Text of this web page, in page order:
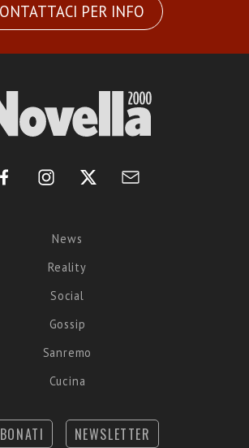
PER INFO
News
Reality
Social
Gossip
Sanremo
Cucina
NEWSLETTER